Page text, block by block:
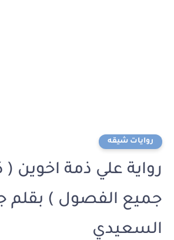
روايات شيقه
رواية علي ذمة اخوين (
جميع الفصول ) بقلم
السعيدي